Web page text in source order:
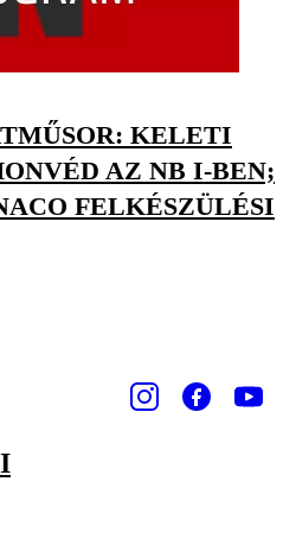
KELETI
AZ NB I-BEN;
FELKÉSZÜLÉSI